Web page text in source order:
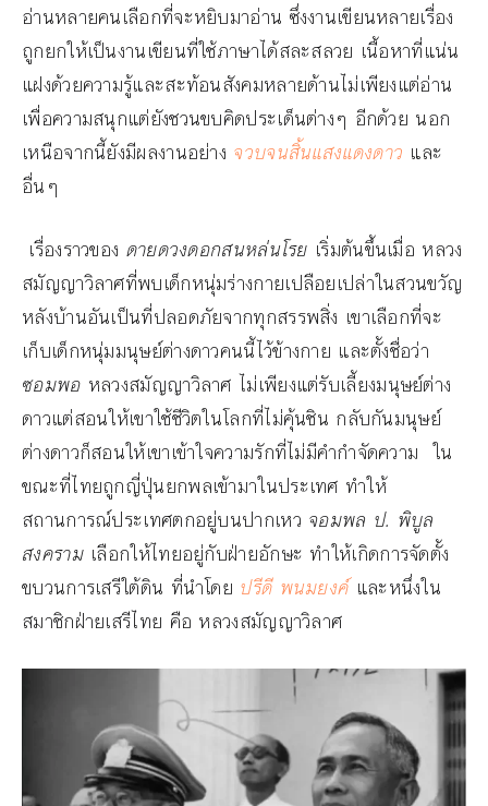
อ่านหลายคนเลือกที่จะหยิบมาอ่าน ซึ่งงานเขียนหลายเรื่อง
ถูกยกให้เป็นงานเขียนที่ใช้ภาษาได้สละสลวย เนื้อหาที่แน่น
แฝงด้วยความรู้และสะท้อนสังคมหลายด้านไม่เพียงแต่อ่าน
เพื่อความสนุกแต่ยังชวนขบคิดประเด็นต่างๆ อีกด้วย นอก
เหนือจากนี้ยังมีผลงานอย่าง จวบจนสิ้นแสงแดงดาว และ
อื่นๆ
เรื่องราวของ ดายดวงดอกสนหล่นโรย เริ่มต้นขึ้นเมื่อ หลวง
สมัญญาวิลาศที่พบเด็กหนุ่มร่างกายเปลือยเปล่าในสวนขวัญ
หลังบ้านอันเป็นที่ปลอดภัยจากทุกสรรพสิ่ง เขาเลือกที่จะ
เก็บเด็กหนุ่มมนุษย์ต่างดาวคนนี้ไว้ข้างกาย และตั้งชื่อว่า
ซอมพอ หลวงสมัญญาวิลาศ ไม่เพียงแต่รับเลี้ยงมนุษย์ต่าง
ดาวแต่สอนให้เขาใช้ชีวิตในโลกที่ไม่คุ้นชิน กลับกันมนุษย์
ต่างดาวก็สอนให้เขาเข้าใจความรักที่ไม่มีคำกำจัดความ ใน
ขณะที่ไทยถูกญี่ปุ่นยกพลเข้ามาในประเทศ ทำให้
สถานการณ์ประเทศตกอยู่บนปากเหว จอมพล ป. พิบูล
สงคราม เลือกให้ไทยอยู่กับฝ่ายอักษะ ทำให้เกิดการจัดตั้ง
ขบวนการเสรีใต้ดิน ที่นำโดย ปรีดี พนมยงค์ และหนึ่งใน
สมาชิกฝ่ายเสรีไทย คือ หลวงสมัญญาวิลาศ